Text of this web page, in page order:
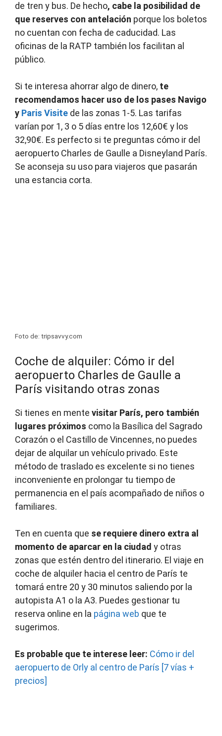
de tren y bus. De hecho, cabe la posibilidad de
que reserves con antelación porque los boletos
no cuentan con fecha de caducidad. Las
oficinas de la RATP también los facilitan al
público.
Si te interesa ahorrar algo de dinero, te
recomendamos hacer uso de los pases Navigo
y Paris Visite de las zonas 1-5. Las tarifas
varían por 1, 3 o 5 días entre los 12,60€ y los
32,90€. Es perfecto si te preguntas cómo ir del
aeropuerto Charles de Gaulle a Disneyland París.
Se aconseja su uso para viajeros que pasarán
una estancia corta.
Foto de: tripsavvy.com
Coche de alquiler: Cómo ir del
aeropuerto Charles de Gaulle a
París visitando otras zonas
Si tienes en mente visitar París, pero también
lugares próximos como la Basílica del Sagrado
Corazón o el Castillo de Vincennes, no puedes
dejar de alquilar un vehículo privado. Este
método de traslado es excelente si no tienes
inconveniente en prolongar tu tiempo de
permanencia en el país acompañado de niños o
familiares.
Ten en cuenta que se requiere dinero extra al
momento de aparcar en la ciudad y otras
zonas que estén dentro del itinerario. El viaje en
coche de alquiler hacia el centro de París te
tomará entre 20 y 30 minutos saliendo por la
autopista A1 o la A3. Puedes gestionar tu
reserva online en la página web que te
sugerimos.
Es probable que te interese leer: Cómo ir del
aeropuerto de Orly al centro de París [7 vías +
precios]